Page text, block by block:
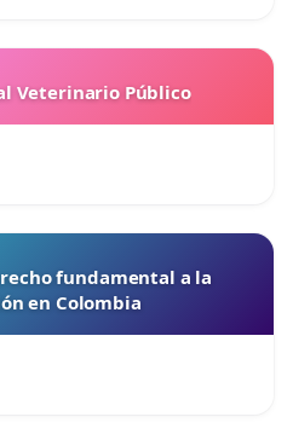
Veterinario Público
fundamental a la
en Colombia